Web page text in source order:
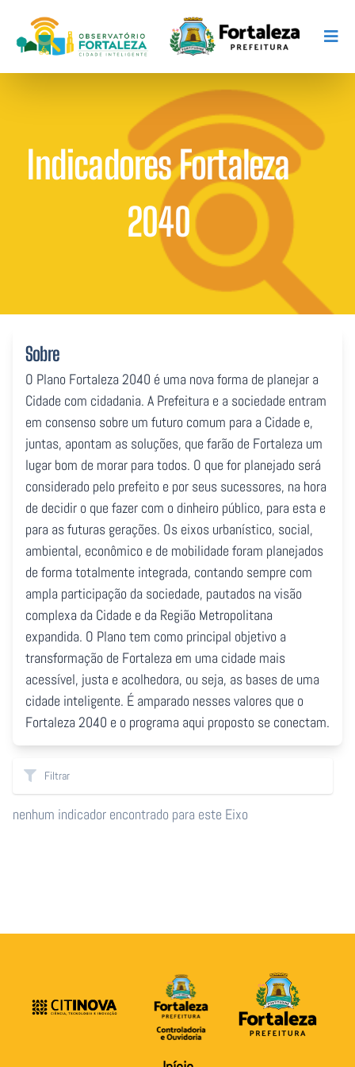
Indicadores Fortaleza
2040
Sobre
O Plano Fortaleza 2040 é uma nova forma de planejar a
Cidade com cidadania. A Prefeitura e a sociedade entram
em consenso sobre um futuro comum para a Cidade e,
juntas, apontam as soluções, que farão de Fortaleza um
lugar bom de morar para todos. O que for planejado será
considerado pelo prefeito e por seus sucessores, na hora
de decidir o que fazer com o dinheiro público, para esta e
para as futuras gerações. Os eixos urbanístico, social,
ambiental, econômico e de mobilidade foram planejados
de forma totalmente integrada, contando sempre com
ampla participação da sociedade, pautados na visão
complexa da Cidade e da Região Metropolitana
expandida. O Plano tem como principal objetivo a
transformação de Fortaleza em uma cidade mais
acessível, justa e acolhedora, ou seja, as bases de uma
cidade inteligente. É amparado nesses valores que o
Fortaleza 2040 e o programa aqui proposto se conectam.
nenhum indicador encontrado para este Eixo